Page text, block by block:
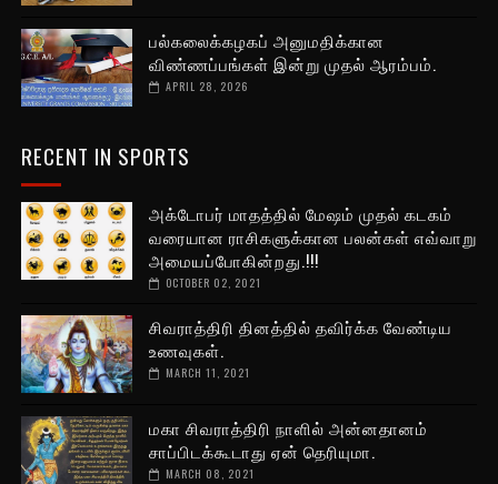
பல்கலைக்கழகப் அனுமதிக்கான
விண்ணப்பங்கள் இன்று முதல் ஆரம்பம்.
APRIL 28, 2026
RECENT IN SPORTS
அக்டோபர் மாதத்தில் மேஷம் முதல் கடகம்
வரையான ராசிகளுக்கான பலன்கள் எவ்வாறு
அமையப்போகின்றது.!!!
OCTOBER 02, 2021
சிவராத்திரி தினத்தில் தவிர்க்க வேண்டிய
உணவுகள்.
MARCH 11, 2021
மகா சிவராத்திரி நாளில் அன்னதானம்
சாப்பிடக்கூடாது ஏன் தெரியுமா.
MARCH 08, 2021